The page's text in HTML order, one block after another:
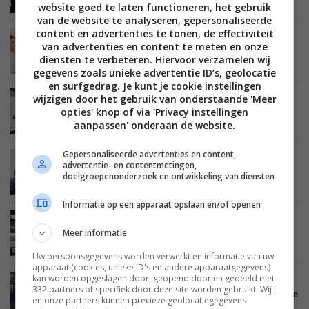
BEELD 26 APRIL 2012
De grootste valkuilen bij het kopen van een
nieuwe hdtv
BEELD 26 APRIL 2012
‘Gebaren en spraakbediening zijn een tijdelijke
TV hype’
BEELD 19 APRIL 2012
Panasonic lanceert Viera Remote app voor
smartphones en tablets
LG start eigen betaalplatform voor Smart TV
BEELD 02 APRIL 2012
Samsung: “We slaan alle gegevens van de nieuwe
Smart TV’s veilig op”
website goed te laten functioneren, het gebruik
van de website te analyseren, gepersonaliseerde
content en advertenties te tonen, de effectiviteit
van advertenties en content te meten en onze
diensten te verbeteren. Hiervoor verzamelen wij
gegevens zoals unieke advertentie ID’s, geolocatie
en surfgedrag. Je kunt je cookie instellingen
wijzigen door het gebruik van onderstaande 'Meer
opties' knop of via 'Privacy instellingen
aanpassen' onderaan de website.
Gepersonaliseerde advertenties en content,
advertentie- en contentmetingen,
doelgroepenonderzoek en ontwikkeling van diensten
Informatie op een apparaat opslaan en/of openen
Meer informatie
Uw persoonsgegevens worden verwerkt en informatie van uw
apparaat (cookies, unieke ID's en andere apparaatgegevens)
kan worden opgeslagen door, geopend door en gedeeld met
332 partners of specifiek door deze site worden gebruikt. Wij
en onze partners kunnen precieze geolocatiegegevens